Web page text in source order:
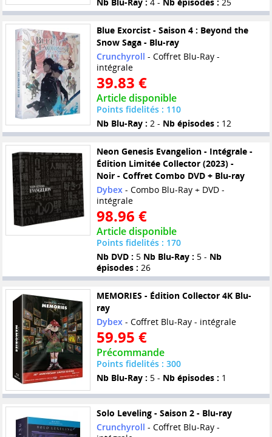
Nb Blu-Ray : 4 - Nb épisodes : 25
Blue Exorcist - Saison 4 : Beyond the
Snow Saga - Blu-ray
Crunchyroll - Coffret Blu-Ray -
intégrale
39.83 €
Article disponible
Points fidelités : 110
Nb Blu-Ray : 2 - Nb épisodes : 12
Neon Genesis Evangelion - Intégrale -
Édition Limitée Collector (2023) -
Noir - Coffret Combo DVD + Blu-ray
Dybex- Combo Blu-Ray + DVD -
intégrale
98.96 €
Article disponible
Points fidelités : 170
Nb DVD : 5 Nb Blu-Ray : 5 - Nb
épisodes : 26
MEMORIES - Édition Collector 4K Blu-
ray
Dybex- Coffret Blu-Ray - intégrale
59.95 €
Précommande
Points fidelités : 300
Nb Blu-Ray : 5 - Nb épisodes : 1
Solo Leveling - Saison 2 - Blu-ray
Crunchyroll - Coffret Blu-Ray -